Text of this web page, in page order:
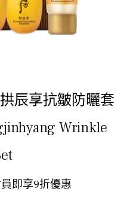
辰享抗皺防曬套
Wrinkle
即享9折優惠